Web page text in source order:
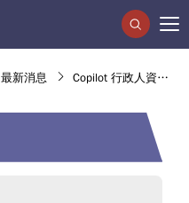
最新消息 Copilot 行政人資必學工作流